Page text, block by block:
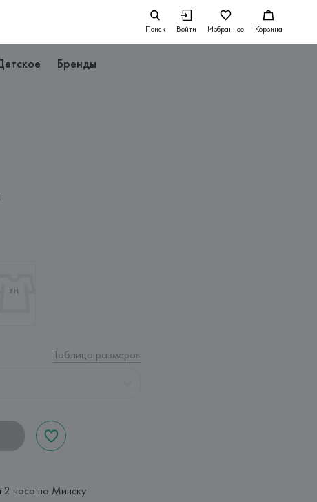
Поиск Войти Избранное Корзина
Бренды
Таблица размеров
2 часа по Минску